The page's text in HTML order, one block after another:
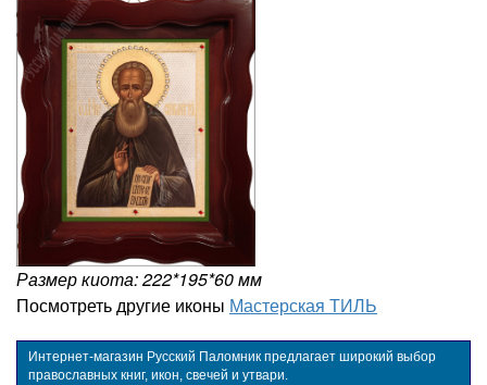
Размер киота: 222*195*60 мм
Посмотреть другие иконы Мастерская ТИЛЬ
Интернет-магазин Русский Паломник предлагает широкий выбор
православных книг, икон, свечей и утвари.